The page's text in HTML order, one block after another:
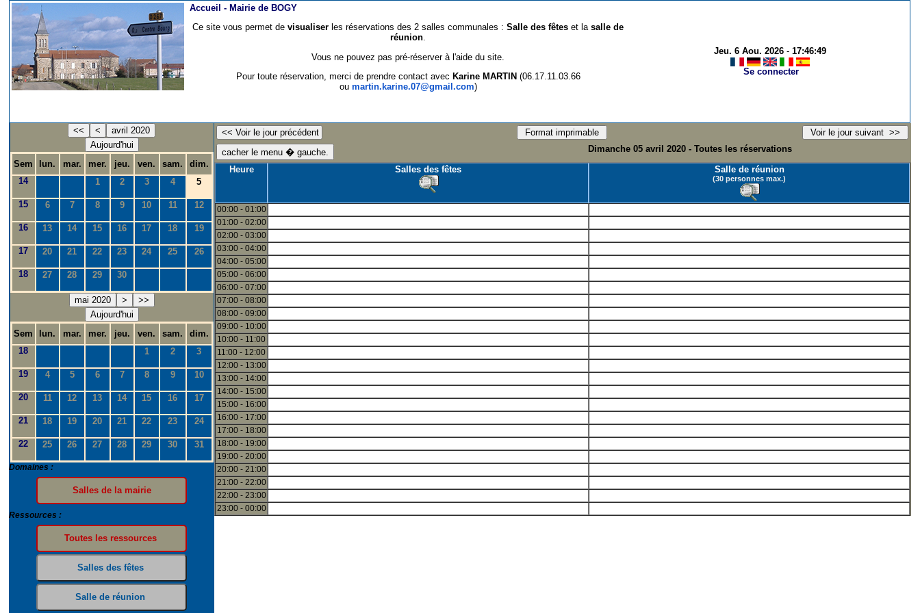
Accueil - Mairie de BOGY
Ce site vous permet devisualiser les réservations des 2 salles communales :Salle des fêtes et lasalle de
réunion.
Vous ne pouvez pas pré-réserver à l'aide du site.
Pour toute réservation, merci de prendre contact avec Karine MARTIN (06.17.11.03.66
ou martin.karine.07@gmail.com)
Jeu. 6 Aou. 2026- 17:46:49
Se connecter
<< <
avril 2020
Aujourd'hui
Sem
lun. mar. mer. jeu. ven. sam.
dim.
14
1 2 3 4 5
15 6 7 8 9 10 11 12
16 13 14 15 16 17 18 19
17 20 21 22 23 24 25 26
18 27 28 29 30
mai 2020 >
>>
Aujourd'hui
Sem
lun. mar. mer. jeu. ven. sam.
dim.
18
1 2 3
19 4 5 6 7 8 9 10
20 11 12 13 14 15 16 17
21 18 19 20 21 22 23 24
22 25 26 27 28 29 30 31
Domaines :
Ressources :
Dimanche 05 avril 2020 - Toutes les réservations
Heure
Salles des fêtes Salle de réunion
(30 personnes max.)
00:00 - 01:00
01:00 - 02:00
02:00 - 03:00
03:00 - 04:00
04:00 - 05:00
05:00 - 06:00
06:00 - 07:00
07:00 - 08:00
08:00 - 09:00
09:00 - 10:00
10:00 - 11:00
11:00 - 12:00
12:00 - 13:00
13:00 - 14:00
14:00 - 15:00
15:00 - 16:00
16:00 - 17:00
17:00 - 18:00
18:00 - 19:00
19:00 - 20:00
20:00 - 21:00
21:00 - 22:00
22:00 - 23:00
23:00 - 00:00